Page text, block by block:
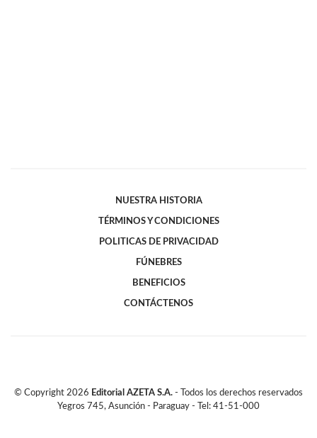
NUESTRA HISTORIA
TÉRMINOS Y CONDICIONES
POLITICAS DE PRIVACIDAD
FÚNEBRES
BENEFICIOS
CONTÁCTENOS
© Copyright 2026 Editorial AZETA S.A. - Todos los derechos reservados
Yegros 745, Asunción - Paraguay - Tel: 41-51-000